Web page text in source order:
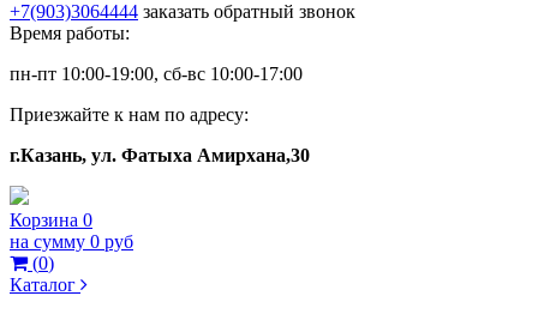
+7(903)3064444 заказать обратный звонок
Время работы:
пн-пт 10:00-19:00, сб-вс 10:00-17:00
Приезжайте к нам по адресу:
г.Казань, ул. Фатыха Амирхана,30
Корзина 0
на сумму 0 руб
(0)
Каталог